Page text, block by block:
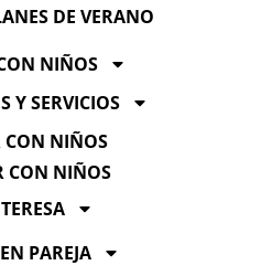
DE VERANO
NIÑOS
Y SERVICIOS
CON NIÑOS
CON NIÑOS
PAREJA